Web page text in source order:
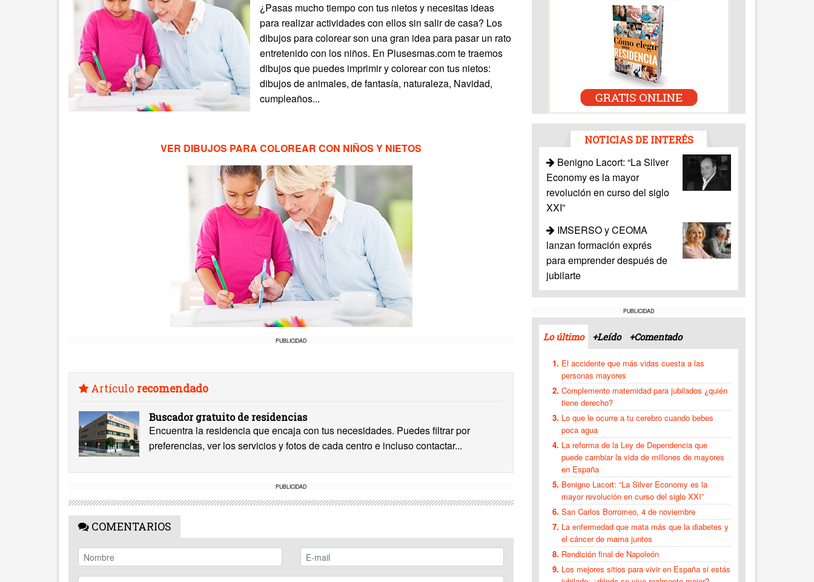
¿Pasas mucho tiempo con tus nietos y necesitas ideas
para realizar actividades con ellos sin salir de casa? Los
dibujos para colorear son una gran idea para pasar un rato
entretenido con los niños. En Plusesmas.com te traemos
dibujos que puedes imprimir y colorear con tus nietos:
dibujos de animales, de fantasía, naturaleza, Navidad,
cumpleaños...
VER DIBUJOS PARA COLOREAR CON NIÑOS Y NIETOS
PUBLICIDAD
Artículo recomendado
Buscador gratuito de residencias
Encuentra la residencia que encaja con tus necesidades. Puedes filtrar por
preferencias, ver los servicios y fotos de cada centro e incluso contactar...
PUBLICIDAD
COMENTARIOS
NOTICIAS DE INTERÉS
Benigno Lacort: “La Silver
Economy es la mayor
revolución en curso del siglo
XXI”
IMSERSO y CEOMA
lanzan formación exprés
para emprender después de
jubilarte
PUBLICIDAD
Lo último +Leído +Comentado
El accidente que más vidas cuesta a las
personas mayores
Complemento maternidad para jubilados ¿quién
tiene derecho?
Lo que le ocurre a tu cerebro cuando bebes
poca agua
La reforma de la Ley de Dependencia que
puede cambiar la vida de millones de mayores
en España
Benigno Lacort: “La Silver Economy es la
mayor revolución en curso del siglo XXI”
San Carlos Borromeo, 4 de noviembre
La enfermedad que mata más que la diabetes y
el cáncer de mama juntos
Rendición final de Napoleón
Los mejores sitios para vivir en España si estás